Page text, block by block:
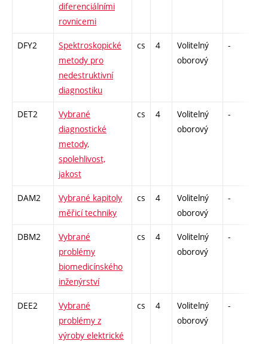
diferenciálními
rovnicemi
DFY2
Spektroskopické
metody pro
nedestruktivní
diagnostiku
cs 4
Volitelný
oborový
-
DET2
Vybrané
diagnostické
metody,
spolehlivost,
jakost
cs 4
Volitelný
oborový
-
DAM2
Vybrané kapitoly
měřicí techniky
cs 4
Volitelný
oborový
-
DBM2
Vybrané
problémy
biomedicínského
inženýrství
cs 4
Volitelný
oborový
-
DEE2
Vybrané
problémy z
výroby elektrické
cs 4
Volitelný
oborový
-